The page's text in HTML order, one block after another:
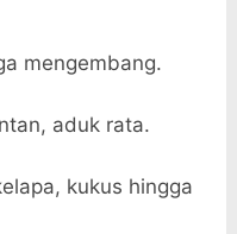
mengembang.
aduk rata.
kukus hingga